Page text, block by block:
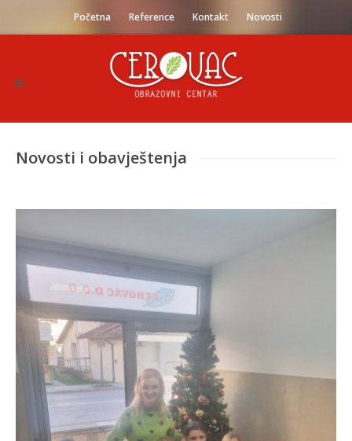
Početna Reference Kontakt Novosti
Novosti i obavještenja